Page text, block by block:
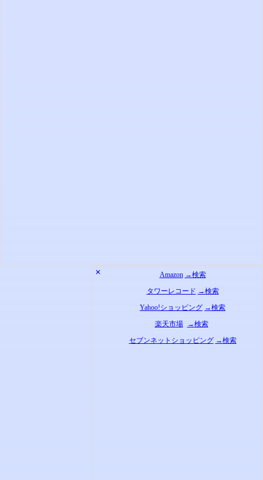
✕ Amazon →検索
タワーレコード →検索
Yahoo!ショッピング →検索
楽天市場
→検索
セブンネットショッピング →検索